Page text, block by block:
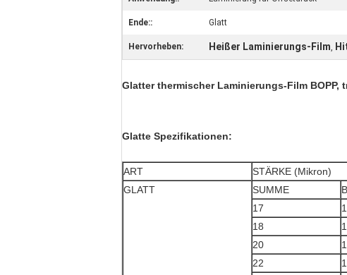
Ende:: Glatt
Hervorheben: Heißer Laminierungs-Film,
Glatter thermischer Laminierungs-Film
Glatte Spezifikationen:
ART
STÄRKE (Mikron)
GLATT
SUMME
17
18
20
22